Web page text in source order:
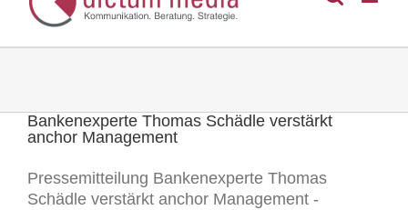
Bankenexperte Thomas Schädle verstärkt
anchor Management
Pressemitteilung Bankenexperte Thomas
Schädle verstärkt anchor Management -